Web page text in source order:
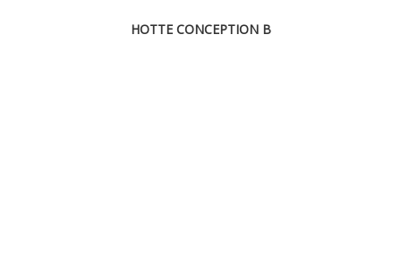
HOTTE CONCEPTION B